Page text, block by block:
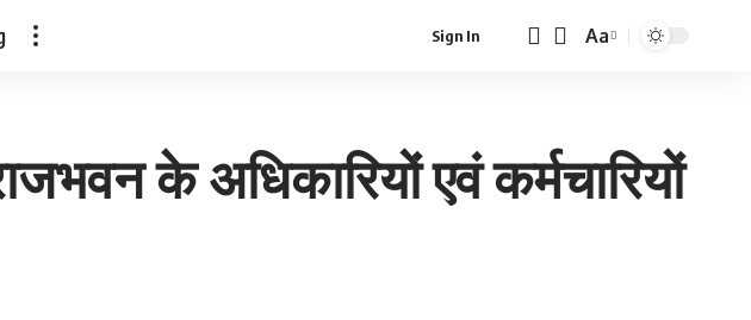
Sign In
Font
Aa
के अधिकारियों एवं कर्मचारियों